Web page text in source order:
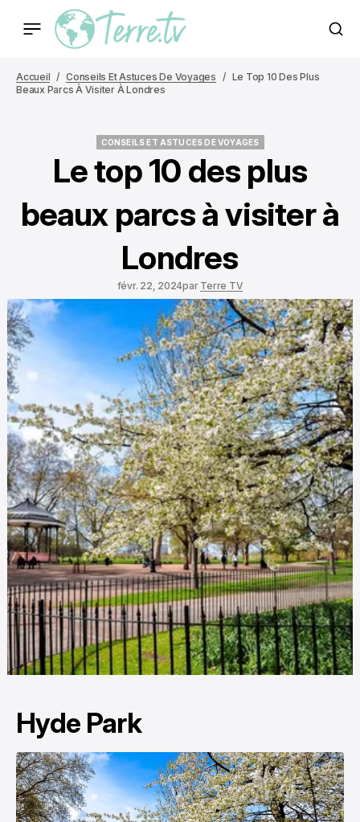
Accueil Conseils Et Astuces De Voyages
Le Top 10 Des Plus
Beaux Parcs À Visiter À Londres
CONSEILS ET ASTUCES DE VOYAGES
Le top 10 des plus
beaux parcs à visiter à
Londres
févr. 22, 2024par Terre TV
Hyde Park